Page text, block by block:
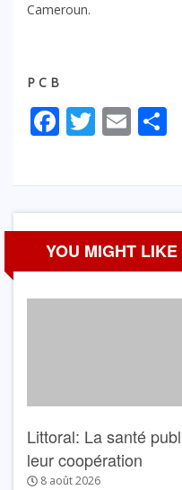
Cameroun.
P C B
Facebook
Twitter
YOU MIGHT
Littoral: La santé
leur coopération
8 août 2026